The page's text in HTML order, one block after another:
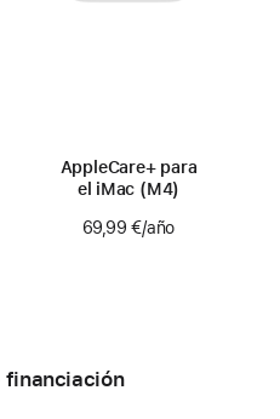
AppleCare+ para
el iMac (M4)
69,99 €/año
financiación